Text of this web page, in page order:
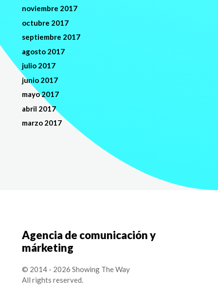
noviembre 2017
octubre 2017
septiembre 2017
agosto 2017
julio 2017
junio 2017
mayo 2017
abril 2017
marzo 2017
Agencia de comunicación y
márketing
© 2014 - 2026 Showing The Way
All rights reserved.